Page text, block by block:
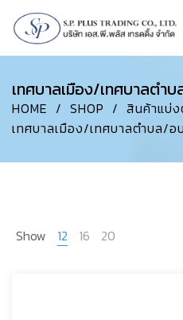
เทศบาลเมือง/เทศบาลตำ
HOME / SHOP / สินค้าแบ่
เทศบาลเมือง/เทศบาลตำบล/อ
Show 12 16 20